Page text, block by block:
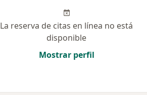
La reserva de citas en línea no está
disponible
Mostrar perfil